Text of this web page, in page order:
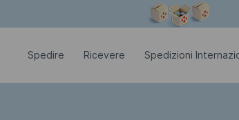
Spedire Ricevere Spedizioni